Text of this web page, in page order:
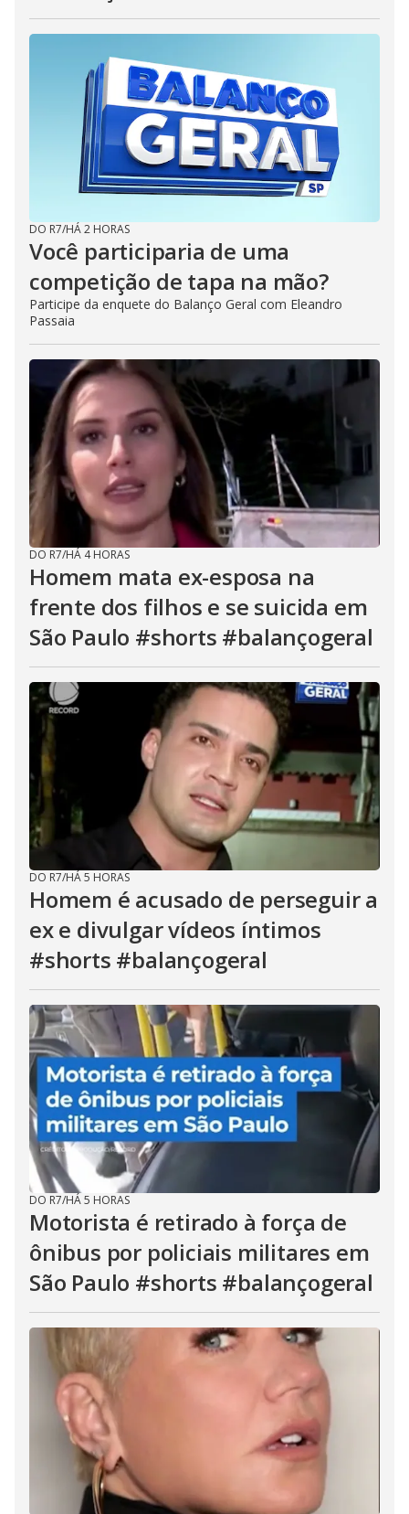
DO R7/HÁ 2 HORAS
Você participaria de uma
competição de tapa na mão?
Participe da enquete do Balanço Geral com Eleandro
Passaia
DO R7/HÁ 4 HORAS
Homem mata ex-esposa na
frente dos filhos e se suicida em
São Paulo #shorts #balançogeral
DO R7/HÁ 5 HORAS
Homem é acusado de perseguir a
ex e divulgar vídeos íntimos
#shorts #balançogeral
DO R7/HÁ 5 HORAS
Motorista é retirado à força de
ônibus por policiais militares em
São Paulo #shorts #balançogeral